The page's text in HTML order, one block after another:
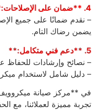
4. **ضمان على الإصلاحات:**
– نقدم ضمانًا على جميع
يضمن رضاك التام.
5. **دعم فني متكامل:**
– نصائح وإرشادات للحفاظ
– دليل شامل لاستخدام
في **مركز صيانة
تجربة مميزة لعملائنا، مع